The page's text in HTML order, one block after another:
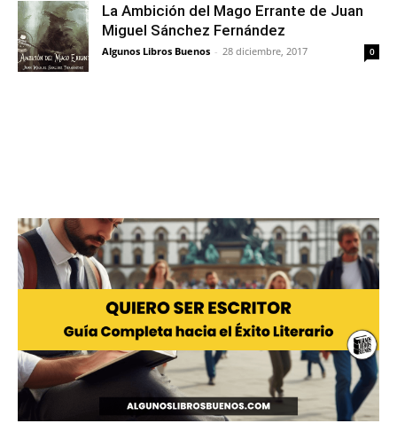
La Ambición del Mago Errante de Juan
Miguel Sánchez Fernández
Algunos Libros Buenos - 28 diciembre, 2017 0